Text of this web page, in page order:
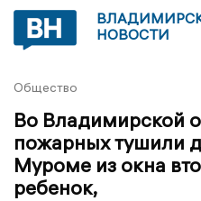
НОВОСТИ
Общество
Во Владимирской
пожарных тушили
Муроме из окна
ребенок,